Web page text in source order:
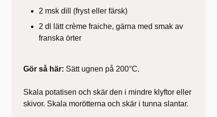
2 msk dill (fryst eller färsk)
2 dl lätt crème fraiche, gärna med smak av
franska örter
Gör så här: Sätt ugnen på 200°C.
Skala potatisen och skär den i mindre klyftor eller
skivor. Skala morötterna och skär i tunna slantar.